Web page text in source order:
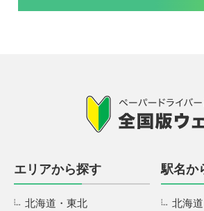
エリアから探す
北海道・東北
駅名か
北海